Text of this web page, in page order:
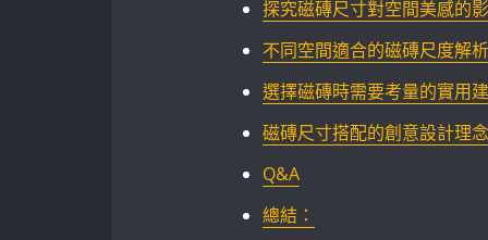
探究磁磚尺寸對空間美感的
不同空間適合的磁磚尺度解析
選擇磁磚時需要考量的實用
磁磚尺寸搭配的創意設計理念
Q&A
總結：